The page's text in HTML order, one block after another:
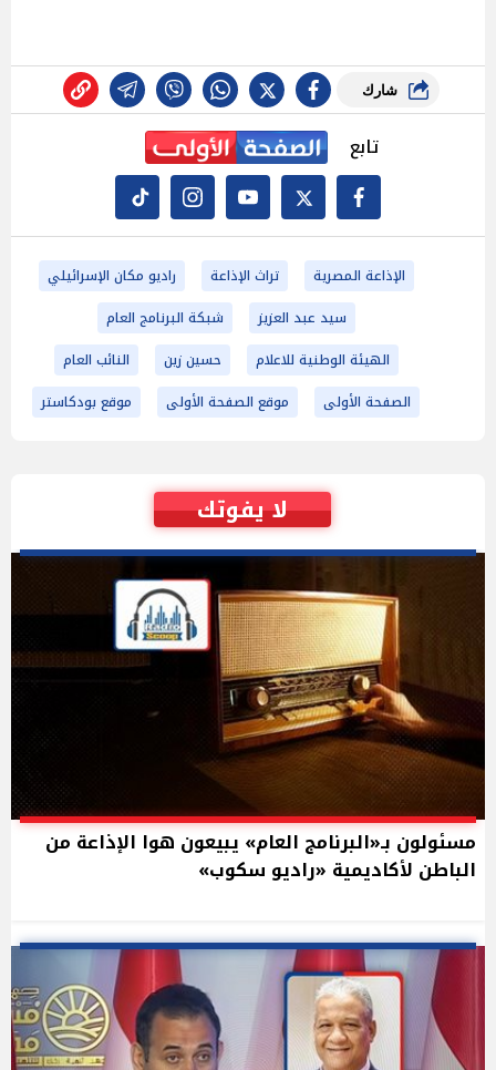
شارك
تابع
الإذاعة المصرية تراث الإذاعة
راديو مكان الإسرائيلي
سيد عبد العزيز
شبكة البرنامج العام
الهيئة الوطنية للاعلام
حسين زين
النائب العام
الصفحة الأولى
موقع الصفحة الأولى موقع بودكاستر
لا يفوتك
مسئولون بـ«البرنامج العام» يبيعون هوا الإذاعة من
الباطن لأكاديمية «راديو سكوب»